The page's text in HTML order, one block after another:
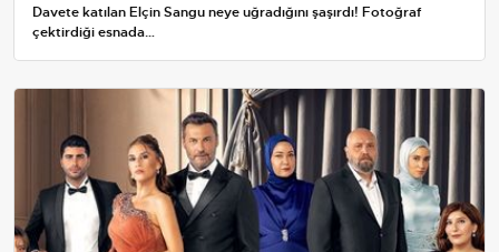
Davete katılan Elçin Sangu neye uğradığını şaşırdı! Fotoğraf
çektirdiği esnada…